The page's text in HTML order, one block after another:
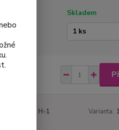
Skladem
Kč
027 H-1 Varianta: